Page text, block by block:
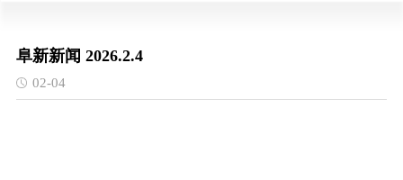
阜新新闻 2026.2.4
02-04